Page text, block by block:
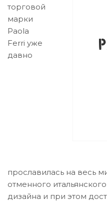
торговой
марки
Paola
Ferri уже
давно
прославилась на весь
отменного
дизайна и при этом